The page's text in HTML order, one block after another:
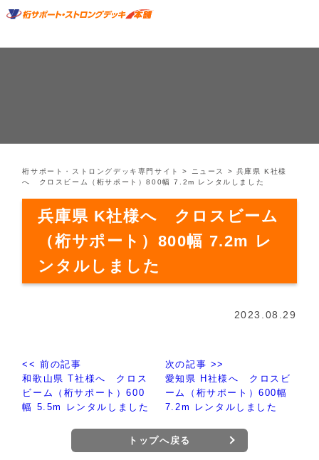
桁サポート・ストロングデッキ専門サイト > ニュース > 兵庫県 K社様
へ クロスビーム（桁サポート）800幅 7.2m レンタルしました
兵庫県 K社様へ クロスビーム
（桁サポート）800幅 7.2m レ
ンタルしました
2023.08.29
<< 前の記事
和歌山県 T社様へ クロス
ビーム（桁サポート）600
幅 5.5m レンタルしました
次の記事 >>
愛知県 H社様へ クロスビ
ーム（桁サポート）600幅
7.2m レンタルしました
トップへ戻る